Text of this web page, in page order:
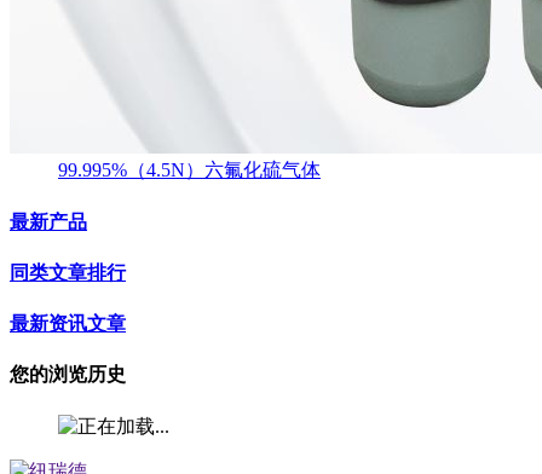
99.995%（4.5N）六氟化硫气体
最新产品
同类文章排行
最新资讯文章
您的浏览历史